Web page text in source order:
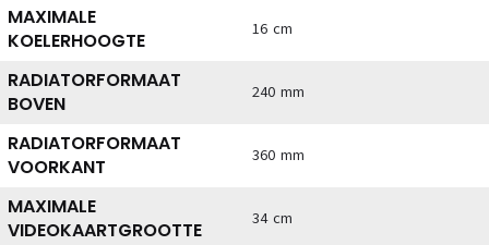
MAXIMALE
KOELERHOOGTE
16 cm
RADIATORFORMAAT
BOVEN
240 mm
RADIATORFORMAAT
VOORKANT
360 mm
MAXIMALE
VIDEOKAARTGROOTTE
34 cm